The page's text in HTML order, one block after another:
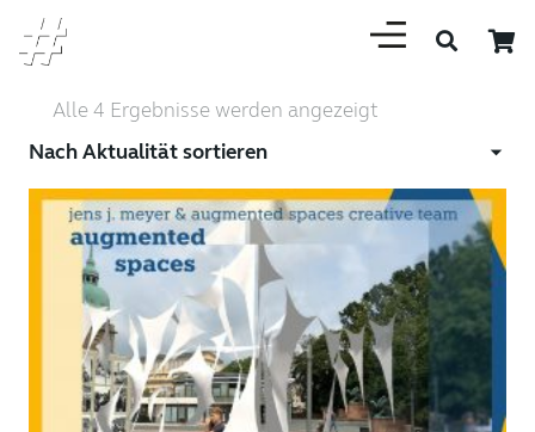
Alle 4 Ergebnisse werden angezeigt